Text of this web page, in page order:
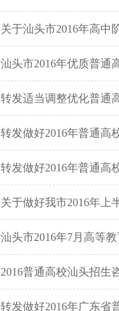
关于汕头市2016年高中
汕头市2016年优质普通
转发适当调整优化普通
转发做好2016年普通高
转发做好2016年普通高
关于做好我市2016年上
汕头市2016年7月高等
2016普通高校汕头招生
转发做好2016年广东省